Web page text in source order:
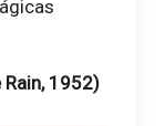
Rain, 1952)